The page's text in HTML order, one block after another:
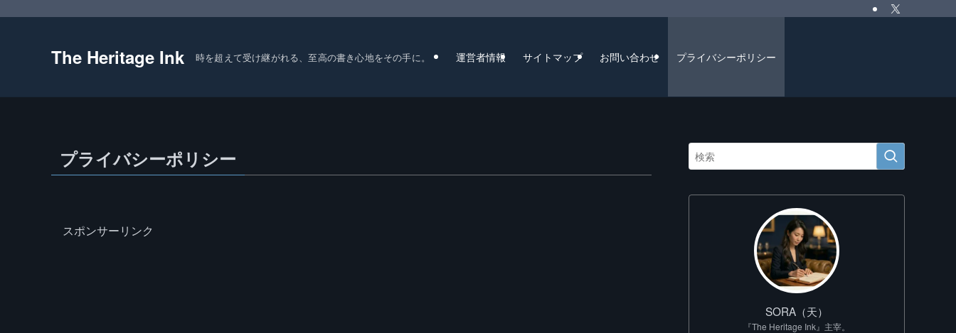
The Heritage Ink 時を超えて受け継がれる、至高の書き心地をその手に。 運営者情報 サイトマップ お問い合わせ プライバシーポリシー
プライバシーポリシー
スポンサーリンク
SORA（天）
『The Heritage Ink』主宰。